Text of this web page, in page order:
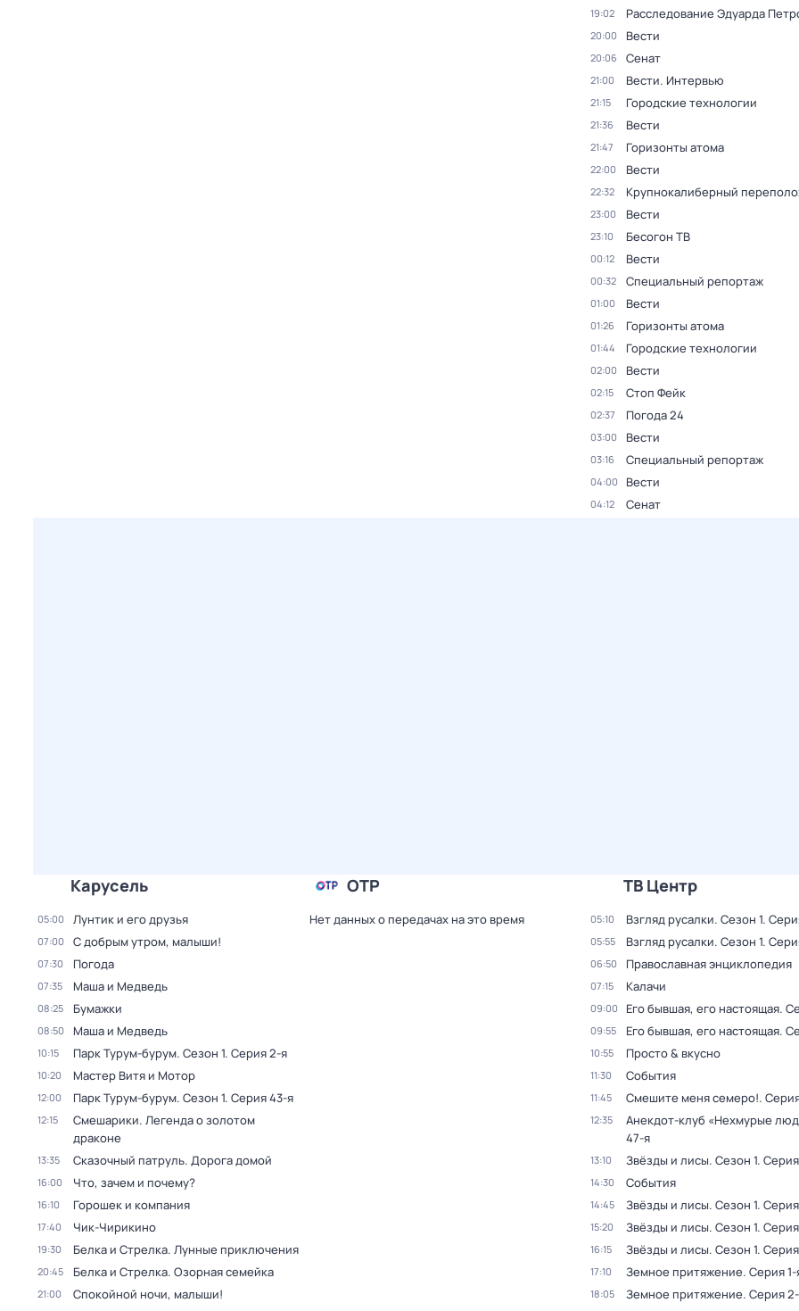
19:02 Расследование Эдуарда
20:00 Вести
20:06 Сенат
21:00 Вести. Интервью
21:15 Городские технологии
21:36 Вести
21:47 Горизонты атома
22:00 Вести
22:32 Крупнокалиберный
23:00 Вести
23:10 Бесогон ТВ
00:12 Вести
00:32 Специальный репортаж
01:00 Вести
01:26 Горизонты атома
01:44 Городские технологии
02:00 Вести
02:15 Стоп Фейк
02:37 Погода 24
03:00 Вести
03:16 Специальный репортаж
04:00 Вести
04:12 Сенат
Карусель
05:00 Лунтик и его друзья
07:00 С добрым утром, малыши!
07:30 Погода
07:35 Маша и Медведь
08:25 Бумажки
08:50 Маша и Медведь
10:15 Парк Турум-бурум. Сезон 1. Серия 2-я
10:20 Мастер Витя и Мотор
12:00 Парк Турум-бурум. Сезон 1. Серия 43-я
12:15
Смешарики. Легенда о золотом
драконе
13:35 Сказочный патруль. Дорога домой
16:00 Что, зачем и почему?
16:10 Горошек и компания
17:40 Чик-Чирикино
19:30 Белка и Стрелка. Лунные приключения
20:45 Белка и Стрелка. Озорная семейка
21:00 Спокойной ночи, малыши!
ОТР
Нет данных о передачах на это время
ТВ Центр
05:10 Взгляд русалки. Сезон 1.
05:55 Взгляд русалки. Сезон 1.
06:50 Православная энциклопедия
07:15 Калачи
09:00 Его бывшая, его настоящая.
09:55 Его бывшая, его настоящая.
10:55 Просто & вкусно
11:30 События
11:45 Смешите меня семеро!.
12:35
Анекдот-клуб «Нехмурые
47-я
13:10 Звёзды и лисы. Сезон 1.
14:30 События
14:45 Звёзды и лисы. Сезон 1.
15:20 Звёзды и лисы. Сезон 1.
16:15 Звёзды и лисы. Сезон 1.
17:10 Земное притяжение. Серия 1-
18:05 Земное притяжение. Серия